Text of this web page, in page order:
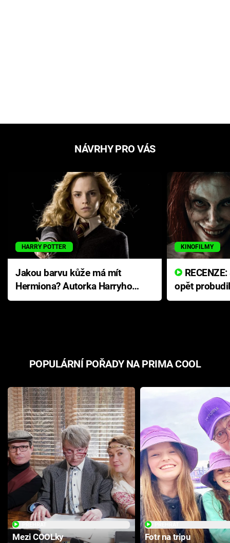
NÁVRHY PRO VÁS
HARRY POTTER
Jakou barvu kůže má mít
Hermiona? Autorka Harryho
Pottera přišla s ráznou
KINOFILMY
opět
přichází s
POPULÁRNÍ POŘADY NA PRIMA COOL
Mezi COOLky Fotr na tripu